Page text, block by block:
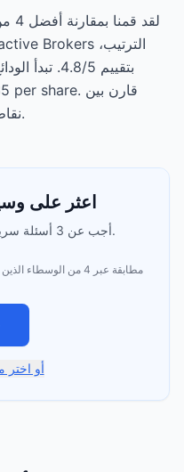
نقاط القوة والتنازلات لكل وسيط أدناه.
اعثر على وسيطك
أجب عن 3 أسئلة سريعة وسنعيد ترتيب القائمة لك.
مطابقة عبر 4 من الوسطاء الذين تم مراجعتهم
أو اختر